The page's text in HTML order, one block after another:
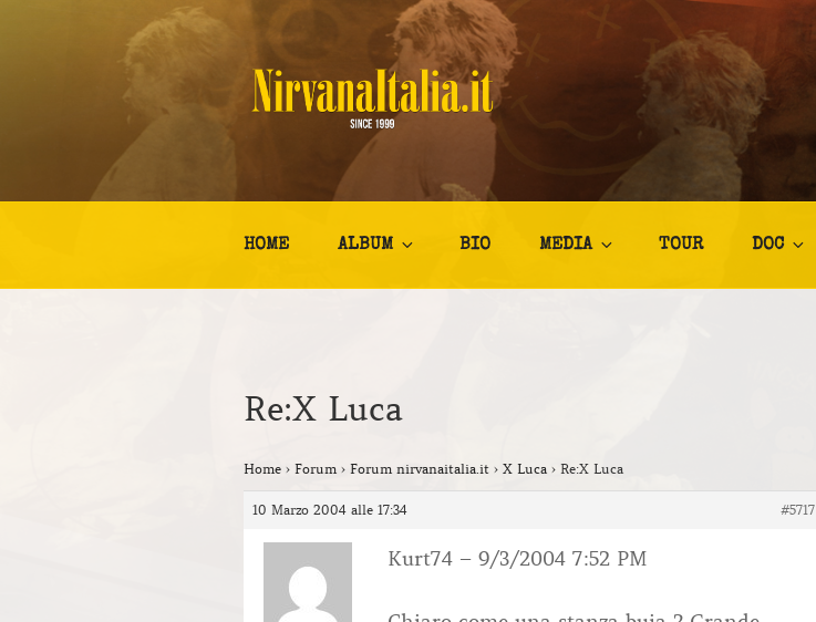
NIRVANA ITALIA
Kurt Cobain Biografia Discografia
HOME ALBUM BIO MEDIA TOUR DOC
Re:X Luca
Home › Forum › Forum nirvanaitalia.it › X Luca › Re:X Luca
10 Marzo 2004 alle 17:34 #5717
Kurt74 – 9/3/2004 7:52 PM